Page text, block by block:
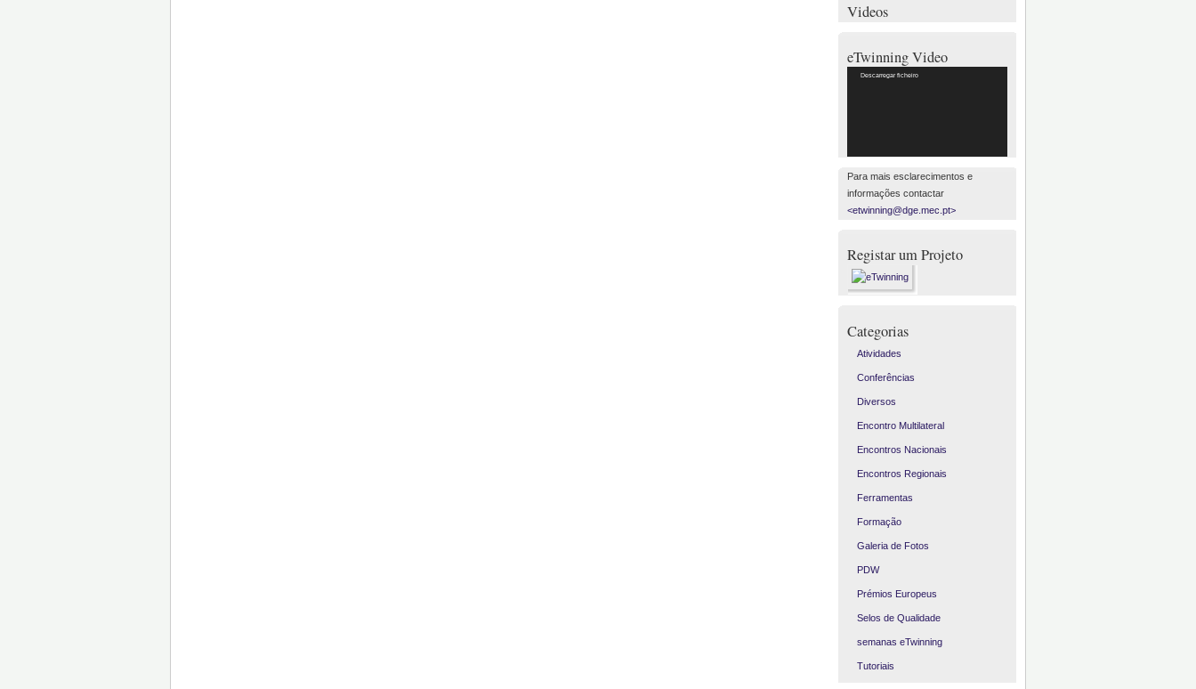
Videos
eTwinning Video
Reprodutor
Descarregar ficheiro
Para mais esclarecimentos e
informações contactar
<etwinning@dge.mec.pt>
Registar um Projeto
Categorias
Atividades
Conferências
Diversos
Encontro Multilateral
Encontros Nacionais
Encontros Regionais
Ferramentas
Formação
Galeria de Fotos
PDW
Prémios Europeus
Selos de Qualidade
semanas eTwinning
Tutoriais